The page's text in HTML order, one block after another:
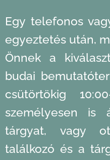
Egy telefonos
egyeztetés után,
Önnek a
budai
csütörtökig
személyesen is
tárgyat, vagy
találkozó és a